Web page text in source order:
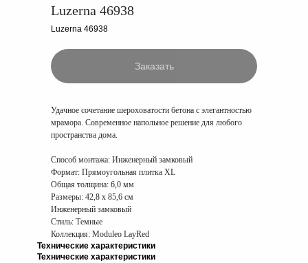
Luzerna 46938
Luzerna 46938
Заказать
Удачное сочетание шероховатости бетона с элегантностью
мрамора. Современное напольное решение для любого
пространства дома.
Способ монтажа: Инженерный замковый
Формат: Прямоугольная плитка XL
Общая толщина: 6,0 мм
Размеры: 42,8 x 85,6 см
Инженерный замковый
Стиль: Темные
Коллекция: Moduleo LayRed
Технические характеристики
Технические характеристики